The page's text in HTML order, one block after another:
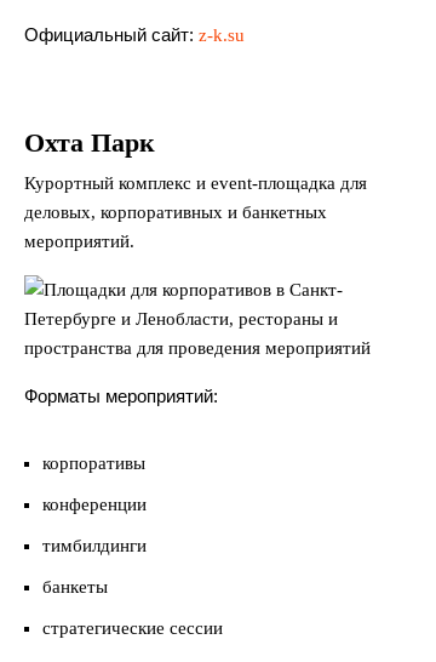
Официальный сайт: z-k.su
Охта Парк
Курортный комплекс и event-площадка для
деловых, корпоративных и банкетных
мероприятий.
Форматы мероприятий:
корпоративы
конференции
тимбилдинги
банкеты
стратегические сессии